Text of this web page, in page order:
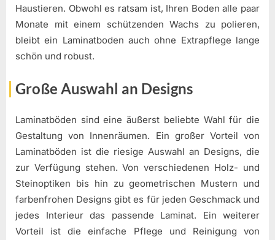
Haustieren. Obwohl es ratsam ist, Ihren Boden alle paar
Monate mit einem schützenden Wachs zu polieren,
bleibt ein Laminatboden auch ohne Extrapflege lange
schön und robust.
Große Auswahl an Designs
Laminatböden sind eine äußerst beliebte Wahl für die
Gestaltung von Innenräumen. Ein großer Vorteil von
Laminatböden ist die riesige Auswahl an Designs, die
zur Verfügung stehen. Von verschiedenen Holz- und
Steinoptiken bis hin zu geometrischen Mustern und
farbenfrohen Designs gibt es für jeden Geschmack und
jedes Interieur das passende Laminat. Ein weiterer
Vorteil ist die einfache Pflege und Reinigung von